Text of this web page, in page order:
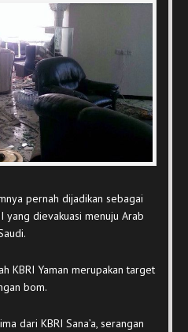
pernah dijadikan sebagai
yang dievakuasi menuju Arab
KBRI Yaman merupakan target
bom.
dari KBRI Sana’a, serangan